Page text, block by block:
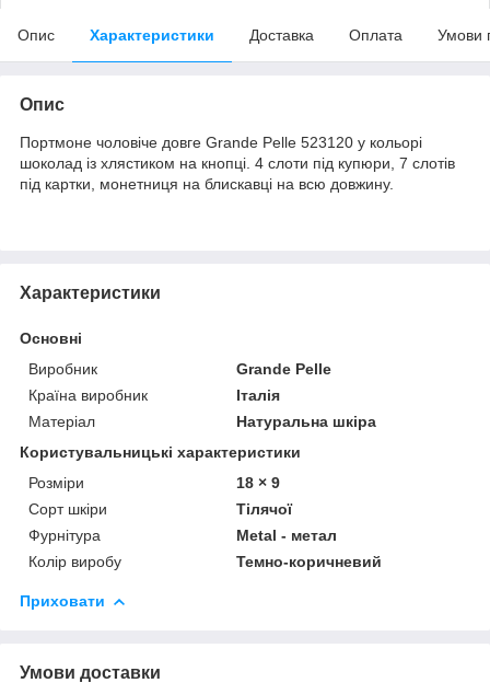
Опис Характеристики Доставка Оплата Умови
Опис
Портмоне чоловіче довге Grande Pelle 523120 у кольорі
шоколад із хлястиком на кнопці. 4 слоти під купюри, 7 слотів
під картки, монетниця на блискавці на всю довжину.
Характеристики
Основні
Виробник
Grande Pelle
Країна виробник
Італія
Матеріал
Натуральна шкіра
Користувальницькі характеристики
Розміри
18 × 9
Сорт шкіри
Тілячої
Фурнітура
Metal - метал
Колір виробу
Темно-коричневий
Приховати
Умови доставки